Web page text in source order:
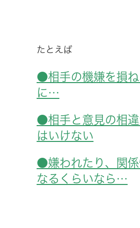
たとえば
●相手の機嫌を損ね
に…
●相手と意見の相違
はいけない
●嫌われたり、関係
なるくらいなら…